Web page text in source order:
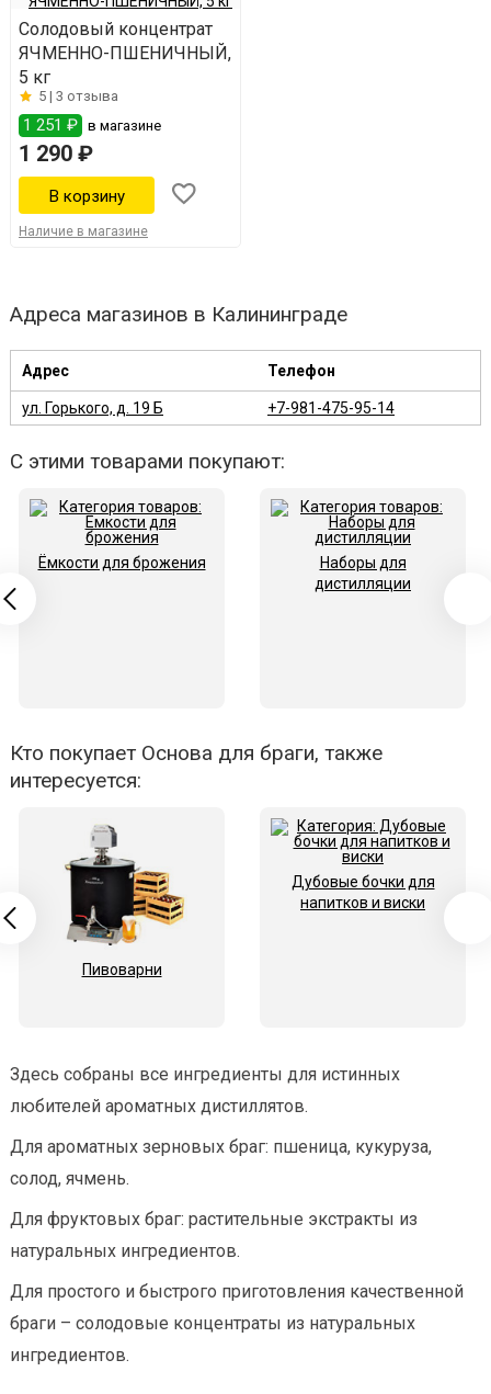
Солодовый концентрат
ЯЧМЕННО-ПШЕНИЧНЫЙ,
5 кг
5 | 3 отзыва
1 251 ₽ в магазине
1 290 ₽
Наличие в магазине
Адреса магазинов в Калининграде
Адрес Телефон
ул. Горького, д. 19 Б +7-981-475-95-14
С этими товарами покупают:
Ёмкости для брожения
Наборы для
дистилляции
Кто покупает Основа для браги, также
интересуется:
Пивоварни
Дубовые бочки для
напитков и виски
Здесь собраны все ингредиенты для истинных
любителей ароматных дистиллятов.
Для ароматных зерновых браг: пшеница, кукуруза,
солод, ячмень.
Для фруктовых браг: растительные экстракты из
натуральных ингредиентов.
Для простого и быстрого приготовления качественной
браги – солодовые концентраты из натуральных
ингредиентов.